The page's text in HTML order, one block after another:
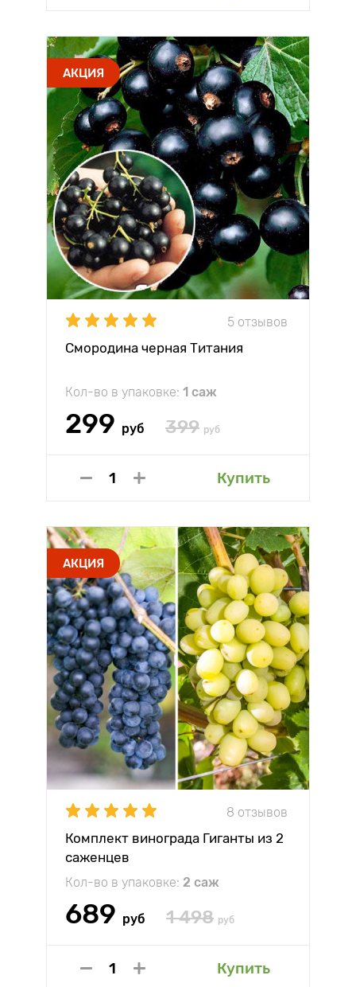
АКЦИЯ
5 отзывов
Смородина черная Титания
Кол-во в упаковке: 1 саж
299 руб 399 руб
Купить
АКЦИЯ
8 отзывов
Комплект винограда Гиганты из 2
саженцев
Кол-во в упаковке: 2 саж
689 руб 1 498 руб
Купить